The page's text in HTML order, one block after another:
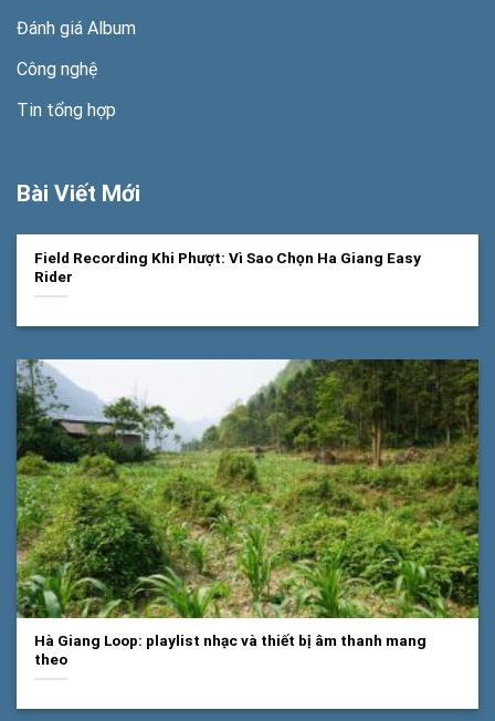
Đánh giá Album
Công nghệ
Tin tổng hợp
Bài Viết Mới
Field Recording Khi Phượt: Vì Sao Chọn Ha Giang Easy
Rider
Hà Giang Loop: playlist nhạc và thiết bị âm thanh mang
theo